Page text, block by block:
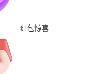
红包惊喜